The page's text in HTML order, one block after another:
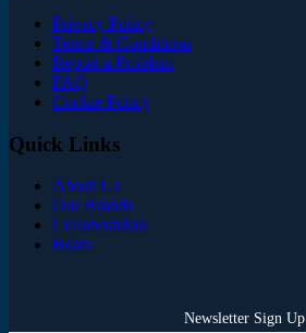
Privacy Policy
Terms & Conditions
Report a Problem
FAQ
Cookie Policy
Quick Links
About Us
Our Brands
Collaboration
Boats
Newsletter Sign Up